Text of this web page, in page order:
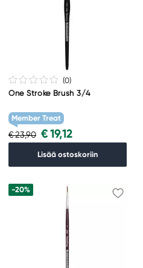
(0)
One Stroke Brush 3/4
Member Treat
€ 23,90 € 19,12
Lisää ostoskoriin
-20%